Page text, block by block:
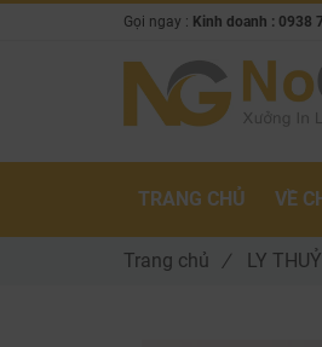
Trang chủ / LY
Gọi ngay : Kinh doanh : 0938
TRANG CHỦ VỀ